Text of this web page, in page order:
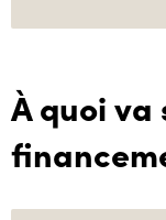
À quoi va